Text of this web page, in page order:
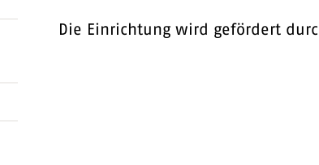
Die Einrichtung wird gefördert